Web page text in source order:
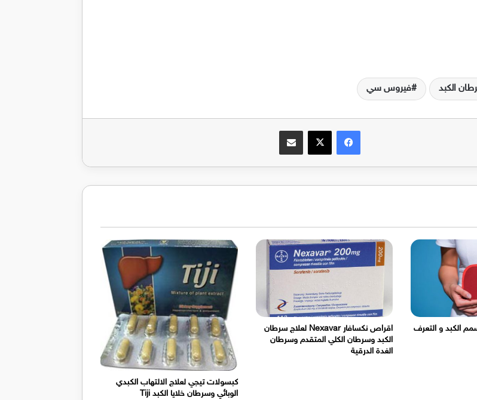
الكبد فيروس سي
فيسبوك
الكبد و التعرف
اقراص نكسافار Nexavar لعلاج سرطان
الكبد وسرطان الكلي المتقدم وسرطان
الغدة الدرقية
كبسولات تيجي لعلاج الالتهاب الكبدي
الوبائي وسرطان خلايا الكبد Tiji